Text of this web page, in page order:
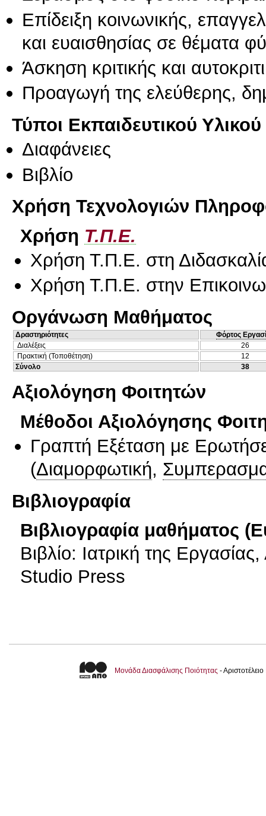
Επίδειξη κοινωνικής,
και ευαισθησίας σε θέματα
Άσκηση κριτικής και
Προαγωγή της ελεύθερης,
Τύποι Εκπαιδευτικού Υλικού
Διαφάνειες
Βιβλίο
Χρήση Τεχνολογιών
Χρήση Τ.Π.Ε.
Χρήση Τ.Π.Ε. στη
Χρήση Τ.Π.Ε. στην
Οργάνωση Μαθήματος
Δραστηριότητες
Φόρτος
Διαλέξεις
26
Πρακτική (Τοποθέτηση)
12
Σύνολο
38
Αξιολόγηση Φοιτητών
Μέθοδοι Αξιολόγησης
Γραπτή Εξέταση με
(Διαμορφωτική,
Βιβλιογραφία
Βιβλιογραφία μαθήματος
Βιβλίο: Ιατρική της
Studio Press
Μονάδα Διασφάλισης Ποιότητας -